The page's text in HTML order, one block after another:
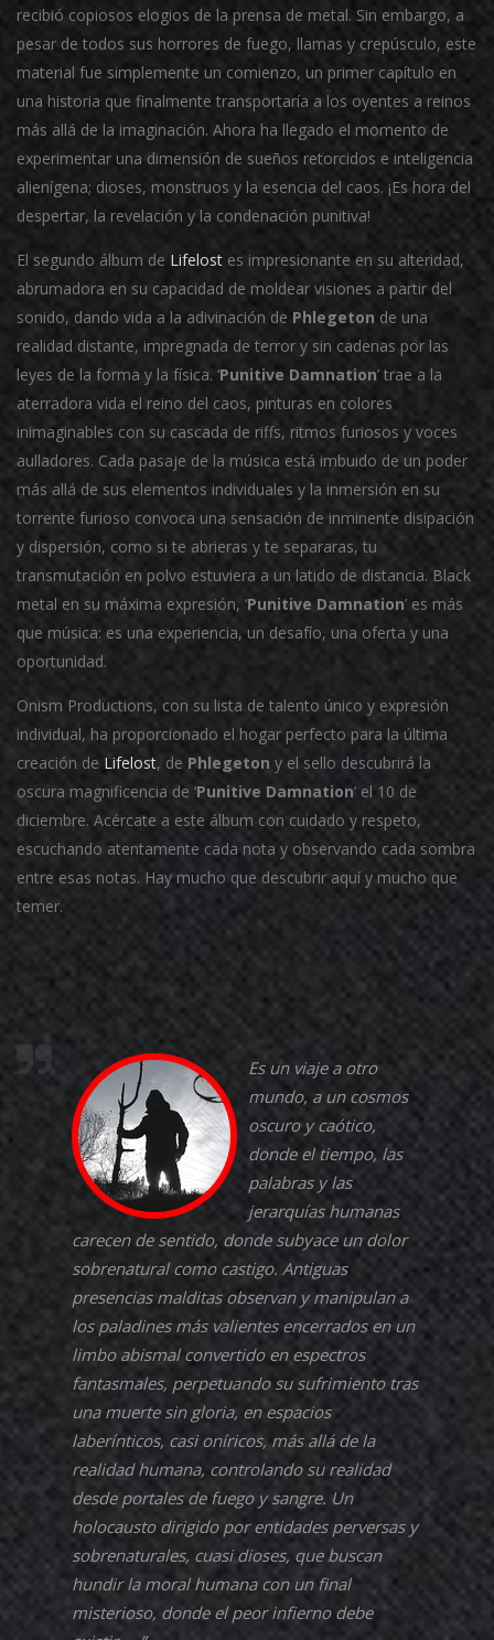
recibió copiosos elogios de la prensa de metal. Sin embargo, a
pesar de todos sus horrores de fuego, llamas y crepúsculo, este
material fue simplemente un comienzo, un primer capítulo en
una historia que finalmente transportaría a los oyentes a reinos
más allá de la imaginación. Ahora ha llegado el momento de
experimentar una dimensión de sueños retorcidos e inteligencia
alienígena; dioses, monstruos y la esencia del caos. ¡Es hora del
despertar, la revelación y la condenación punitiva!
El segundo álbum de Lifelost es impresionante en su alteridad,
abrumadora en su capacidad de moldear visiones a partir del
sonido, dando vida a la adivinación de Phlegeton de una
realidad distante, impregnada de terror y sin cadenas por las
leyes de la forma y la física. ‘Punitive Damnation’ trae a la
aterradora vida el reino del caos, pinturas en colores
inimaginables con su cascada de riffs, ritmos furiosos y voces
aulladores. Cada pasaje de la música está imbuido de un poder
más allá de sus elementos individuales y la inmersión en su
torrente furioso convoca una sensación de inminente disipación
y dispersión, como si te abrieras y te separaras, tu
transmutación en polvo estuviera a un latido de distancia. Black
metal en su máxima expresión, ‘Punitive Damnation’ es más
que música: es una experiencia, un desafío, una oferta y una
oportunidad.
Onism Productions, con su lista de talento único y expresión
individual, ha proporcionado el hogar perfecto para la última
creación de Lifelost, de Phlegeton y el sello descubrirá la
oscura magnificencia de ‘Punitive Damnation’ el 10 de
diciembre. Acércate a este álbum con cuidado y respeto,
escuchando atentamente cada nota y observando cada sombra
entre esas notas. Hay mucho que descubrir aquí y mucho que
temer.
Es un viaje a otro
mundo, a un cosmos
oscuro y caótico,
donde el tiempo, las
palabras y las
jerarquías humanas
carecen de sentido, donde subyace un dolor
sobrenatural como castigo. Antiguas
presencias malditas observan y manipulan a
los paladines más valientes encerrados en un
limbo abismal convertido en espectros
fantasmales, perpetuando su sufrimiento tras
una muerte sin gloria, en espacios
laberínticos, casi oníricos, más allá de la
realidad humana, controlando su realidad
desde portales de fuego y sangre. Un
holocausto dirigido por entidades perversas y
sobrenaturales, cuasi dioses, que buscan
hundir la moral humana con un final
misterioso, donde el peor infierno debe